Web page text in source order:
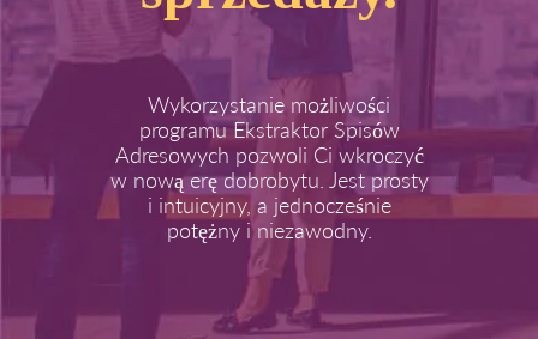
Wykorzystanie możliwości
programu Ekstraktor Spisów
Adresowych pozwoli Ci wkroczyć
w nową erę dobrobytu. Jest prosty
i intuicyjny, a jednocześnie
potężny i niezawodny.